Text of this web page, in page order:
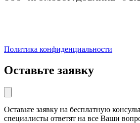
Политика конфиденциальности
Оставьте заявку
Оставьте заявку на бесплатную
специалисты ответят на все Ваши